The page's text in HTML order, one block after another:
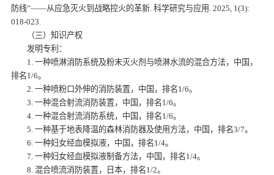
防线”——从应急灭火到战略控火的革新. 科学研究与应用. 2025, 1(3):
018-023.
（三）知识产权
发明专利：
1. 一种喷淋消防系统及粉末灭火剂与喷淋水流的混合方法，中国，
排名1/6。
2. 一种喷粉口外伸的消防装置，中国，排名1/6。
3. 一种混合射流消防装置，中国，排名1/6。
4. 一种混合射流消防系统，中国，排名1/6。
5. 一种基于地表降温的森林消防器及使用方法，中国，排名3/7。
6. 一种妇女经血模拟液，中国，排名1/4。
7. 一种妇女经血模拟液制备方法，中国，排名1/4。
8. 混合喷流消防装置，日本，排名1/2。